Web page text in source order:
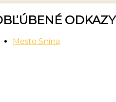
ODKAZY
Mesto Snina